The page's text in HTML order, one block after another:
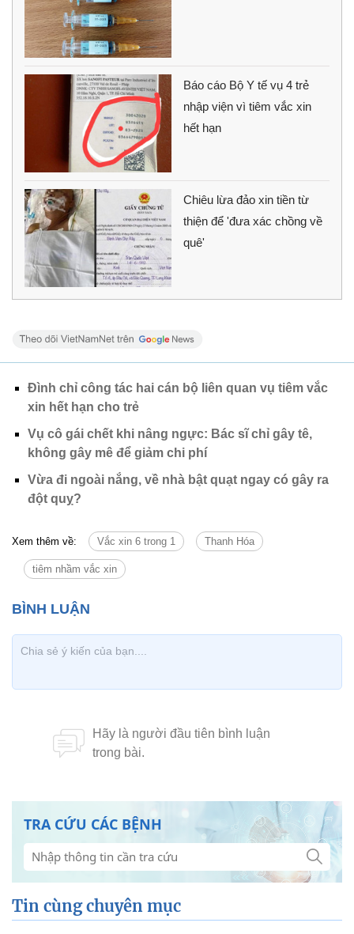
Báo cáo Bộ Y tế vụ 4 trẻ
nhập viện vì tiêm vắc xin
hết hạn
Chiêu lừa đảo xin tiền từ
thiện để 'đưa xác chồng về
quê'
Đình chỉ công tác hai cán bộ liên quan vụ tiêm vắc
xin hết hạn cho trẻ
Vụ cô gái chết khi nâng ngực: Bác sĩ chỉ gây tê,
không gây mê để giảm chi phí
Vừa đi ngoài nắng, về nhà bật quạt ngay có gây ra
đột quỵ?
Xem thêm về: Vắc xin 6 trong 1 Thanh Hóa
tiêm nhầm vắc xin
TRA CỨU CÁC BỆNH
Tin cùng chuyên mục